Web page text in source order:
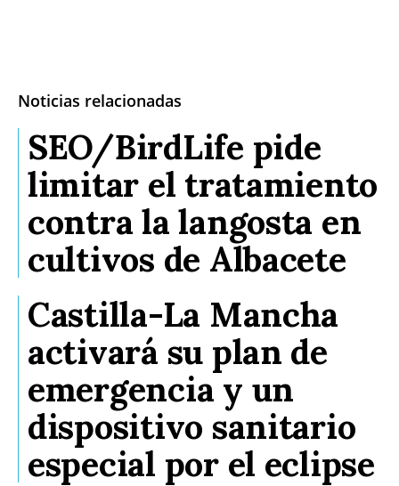
Noticias relacionadas
SEO/BirdLife pide
limitar el tratamiento
contra la langosta en
cultivos de Albacete
Castilla-La Mancha
activará su plan de
emergencia y un
dispositivo sanitario
especial por el eclipse